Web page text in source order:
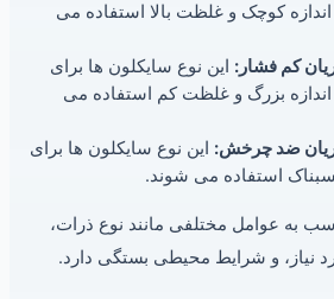
کوچک و غلظت بالا استفاده می
کم فشار: این نوع سایکلون ها برای
بزرگ و غلظت کم استفاده می
ضد چرخش: این نوع سایکلون ها برای
استفاده می شوند.
به عوامل مختلفی مانند نوع ذرات،
نیاز، و شرایط محیطی بستگی دارد.